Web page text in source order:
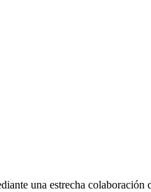
una estrecha